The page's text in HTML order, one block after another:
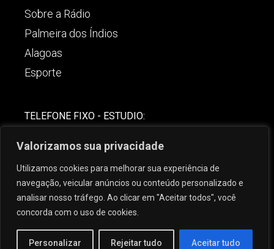
Valorizamos sua privacidade
Utilizamos cookies para melhorar sua experiência de
navegação, veicular anúncios ou conteúdo personalizado e
analisar nosso tráfego. Ao clicar em "Aceitar todos", você
concorda com o uso de cookies.
Personalizar Rejeitar tudo Aceitar tudo
Sobre a Rádio
Palmeira dos Índios
Alagoas
Esporte
TELEFONE FIXO - ESTUDIO:
(82) 99621-8806